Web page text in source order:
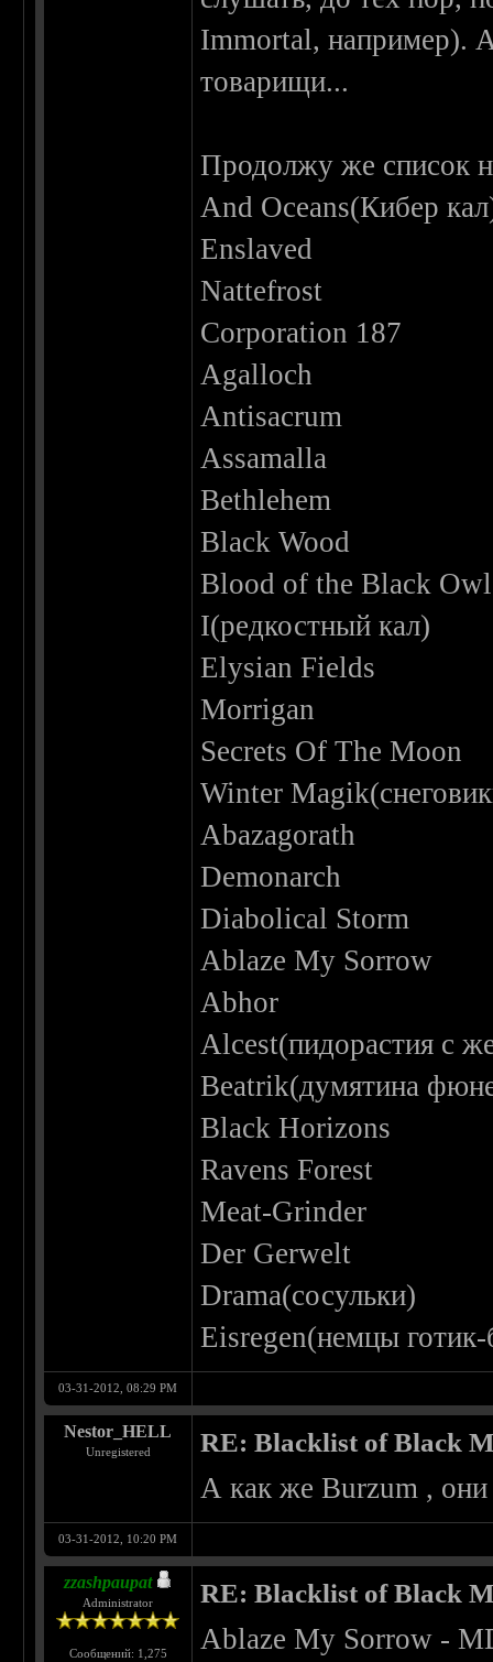
Immortal, например).
товарищи...
Продолжу же список
And Oceans(Кибер
Enslaved
Nattefrost
Corporation 187
Agalloch
Antisacrum
Assamalla
Bethlehem
Black Wood
Blood of the Black Owl
I(редкостный кал)
Elysian Fields
Morrigan
Secrets Of The Moon
Winter
Abazagorath
Demonarch
Diabolical Storm
Ablaze My Sorrow
Abhor
Alcest(пидорастия с
Beatrik(думятина
Black Horizons
Ravens Forest
Meat-Grinder
Der Gerwelt
Drama(сосульки)
Eisregen(немцы готик-
03-31-2012, 08:29 PM
Nestor_HELL
Unregistered RE: Blacklist of Black
А как же Burzum ,
03-31-2012, 10:20 PM
zzashpaupat
Administrator
Сообщений: 1,275
RE: Blacklist of Black
Ablaze My Sorrow -